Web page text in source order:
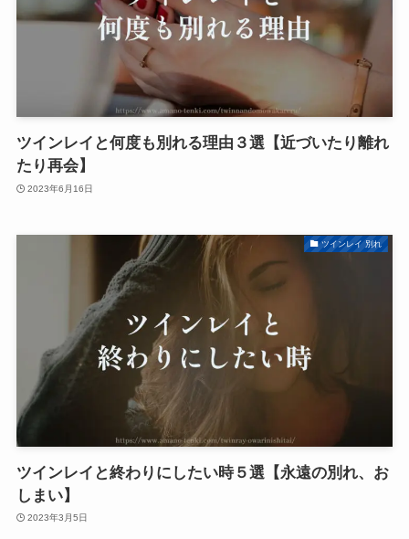
ツインレイと何度も別れる理由３選【近づいたり離れ
たり再会】
2023年6月16日
ツインレイ 別れ
ツインレイと終わりにしたい時５選【永遠の別れ、お
しまい】
2023年3月5日